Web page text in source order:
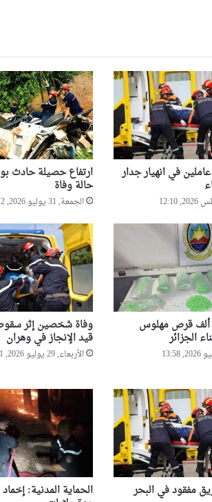
الأغواط:
“بريغابالين”
الجلفة: إحباط محاولة
11.550 قرص مهلوس مع
شخص
6 وفيات و19 جريح
انقلاب حافلة بقسنطينة
بسبب عبارات خادشة
نافذا لمتهم
بعد تداول فيديو عبر مواقع
الاعتداء على حرمة
مداهمات أمنية بأحياء
تطيح بمروجين ومبحوث
وتحجز مخدرات وأسلحة
في انهيار جدار
حالة وفاة
الجمعة, 31 يوليو 2026, 20:12
قرابة 40 ألف قرص مهلوس
الجزائر
وفاة شخصين إثر سقوط
قيد الإنجاز في وهران
الأربعاء, 29 يوليو 2026, 11:51
مفقود في البحر